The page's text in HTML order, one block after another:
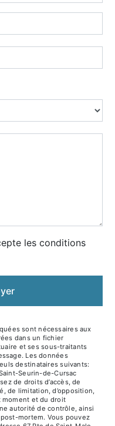
les conditions
sont nécessaires aux
dans un fichier
et ses sous-traitants
Les données
destinataires suivants:
Seurin-de-Cursac
de droits d’accès, de
de limitation, d’opposition,
et du droit
autorité de contrôle, ainsi
mortem. Vous pouvez